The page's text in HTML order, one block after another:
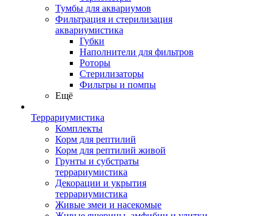
Тумбы для аквариумов
Фильтрация и стерилизация
аквариумистика
Губки
Наполнители для фильтров
Роторы
Стерилизаторы
Фильтры и помпы
Ещё
Террариумистика
Комплекты
Корм для рептилий
Корм для рептилий живой
Грунты и субстраты
террариумистика
Декорации и укрытия
террариумистика
Живые змеи и насекомые